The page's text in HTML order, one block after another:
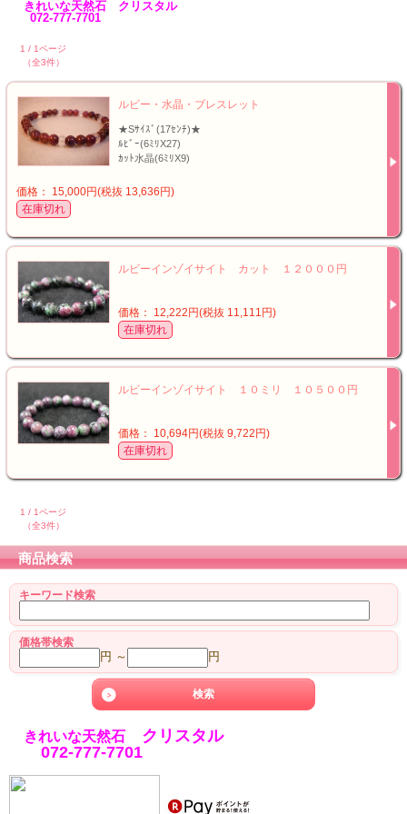
きれいな天然石 クリスタル
072-777-7701
1 / 1ページ
（全3件）
ルビー・水晶・ブレスレット
★Sｻｲｽﾞ(17ｾﾝﾁ)★
ﾙﾋﾞｰ(6ﾐﾘX27)
ｶｯﾄ水晶(6ﾐﾘX9)
価格： 15,000円(税抜 13,636円)
在庫切れ
ルビーインゾイサイト カット １２０００円
価格： 12,222円(税抜 11,111円)
在庫切れ
ルビーインゾイサイト １０ミリ １０５００円
価格： 10,694円(税抜 9,722円)
在庫切れ
1 / 1ページ
（全3件）
商品検索
キーワード検索
価格帯検索
円 ～ 円
きれいな天然石
クリスタル
072-777-7701